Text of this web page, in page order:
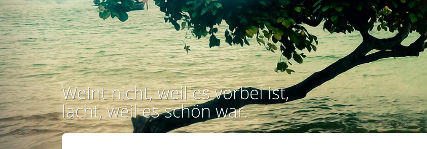
Weint nicht, weil es vorbei ist,
lacht, weil es schön war.